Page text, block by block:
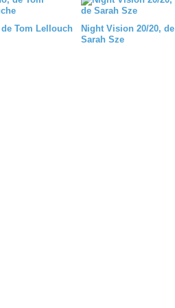
Tom Lellouch
Night Vision 20/20, de
Sarah Sze